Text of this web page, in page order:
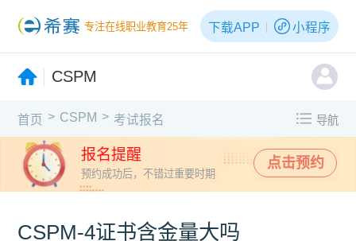
专注在线职业教育25年 下载APP 小程序
CSPM
首页 > CSPM > 考试报名 导航
报名提醒
预约成功后，不错过重要时期
点击预约
CSPM-4证书含金量大吗